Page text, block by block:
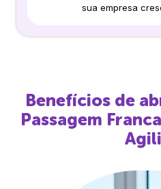
sua empresa
Benefícios de
Passagem